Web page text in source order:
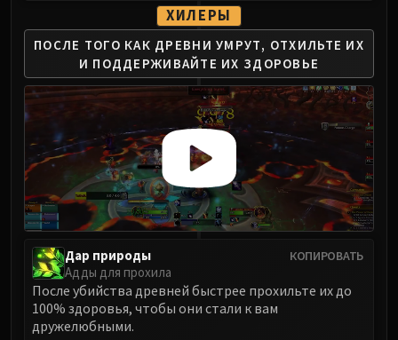
Yor'sahj the Unsleeping
Hagara the Stormbinder
Ultraxion
Majordomo Staghelm
Spine of Deathwing
Madness of Deathwing
NERUB-AR PALACE
Ulgrax the Devourer
Bloodbound Horror
Sikran, Captain of the Sureki
Broodtwister Ovinax
Nexus Princess Kyveza
Silken Court
ХИЛЕРЫ
ПОСЛЕ ТОГО КАК ДРЕВНИ УМРУТ, ОТХИЛЬТЕ ИХ
И ПОДДЕРЖИВАЙТЕ ИХ ЗДОРОВЬЕ
КОПИРОВАТЬ
Дар природы
Адды для прохила
После убийства древней быстрее прохильте их до
100% здоровья, чтобы они стали к вам
дружелюбными.